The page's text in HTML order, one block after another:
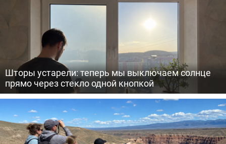
Шторы устарели: теперь мы выключаем солнце
прямо через стекло одной кнопкой